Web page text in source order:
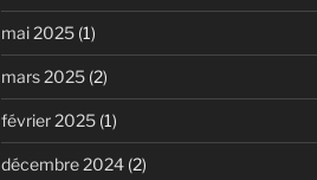
mai 2025(1)
mars 2025(2)
février 2025(1)
décembre 2024(2)